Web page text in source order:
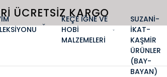
ÜCRETSIZ KARGO
KEÇE İĞNE VE
HOBİ
MALZEMELERİ
SUZANİ-
İKAT-
KAŞMİR
ÜRÜNLER
(BAY-
BAYAN)